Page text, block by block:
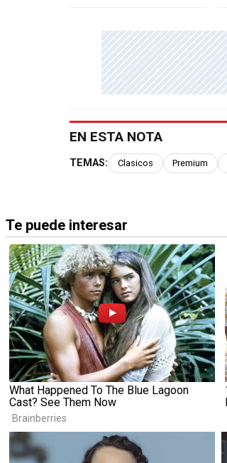
EN ESTA NOTA
TEMAS: Clasicos Premium